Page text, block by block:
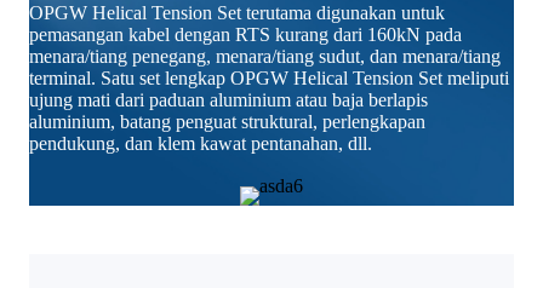
OPGW Helical Tension Set terutama digunakan untuk
pemasangan kabel dengan RTS kurang dari 160kN pada
menara/tiang penegang, menara/tiang sudut, dan menara/tiang
terminal. Satu set lengkap OPGW Helical Tension Set meliputi
ujung mati dari paduan aluminium atau baja berlapis
aluminium, batang penguat struktural, perlengkapan
pendukung, dan klem kawat pentanahan, dll.